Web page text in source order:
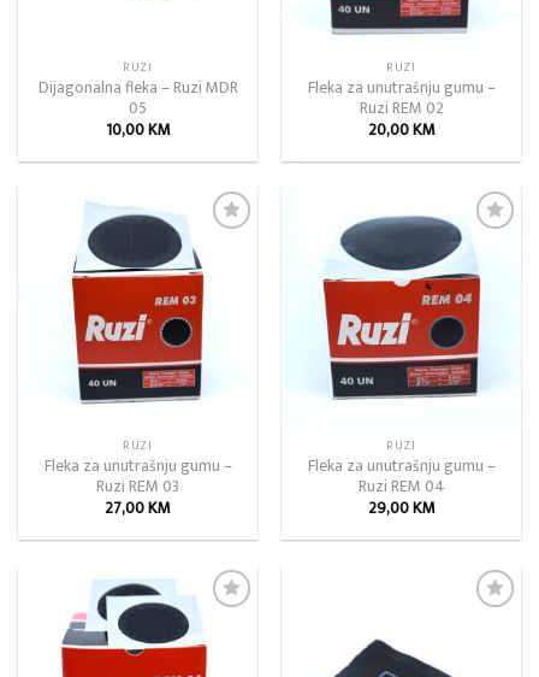
RUZI
Dijagonalna fleka – Ruzi MDR
05
10,00KM
RUZI
Fleka za unutrašnju gumu –
Ruzi REM 02
20,00KM
wishlist
RUZI
Fleka za unutrašnju gumu –
Ruzi REM 03
27,00KM
Add to
wishlist
RUZI
Fleka za unutrašnju gumu –
Ruzi REM 04
29,00KM
wishlist